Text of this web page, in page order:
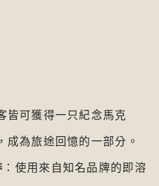
皆可獲得一只紀念馬克
成為旅途回憶的一部分。
：使用來自知名品牌的即溶